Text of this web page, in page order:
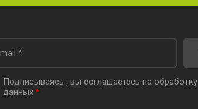
Подписываясь , вы соглашаетесь на обработку
данных *